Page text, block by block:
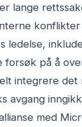
lange
konflikter
ledelse,
forsøk på å
integrere det
avgang
med